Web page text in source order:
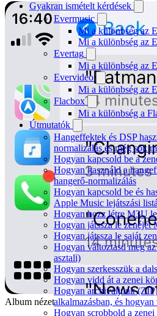
Gyakran ismételt kérdések
Evermusic
Mi a különbség az
Mi a különbség az
Evertag
Mi a különbség az
Evervideo
Mi a különbség az
Flacbox
Mi a különbség a
Útmutatók
Hangeffektek és DSP
normalizálás és még sok
Hogyan kapcsold be a
Hogyan használd a
hangerő-normalizálás
Hogyan kapcsold be és
Apple Music lejátszási
Hogyan hozz létre M3U
Hogyan játssza le
Hogyan játssza le saját
Hogyan változtasd meg
asztali)
Hogyan szerkesszük a
Hogyan vidd át a zenei
Hogyan archiváljunk
alkalmazásban, és
Hogyan scrobbold a
Album nézet